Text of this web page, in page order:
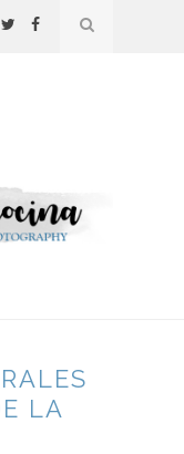
LA